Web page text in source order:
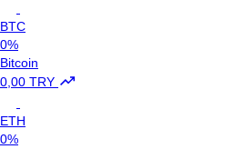
BTC
0%
Bitcoin
0,00 TRY
ETH
0%